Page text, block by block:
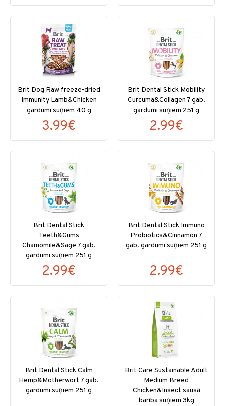
Brit Dog Raw freeze-dried
Immunity Lamb&Chicken
gardumi suņiem 40 g
3.99€
Brit Dental Stick Mobility
Curcuma&Collagen 7 gab.
gardumi suņiem 251 g
2.99€
Brit Dental Stick
Teeth&Gums
Chamomile&Sage 7 gab.
gardumi suņiem 251 g
2.99€
Brit Dental Stick Immuno
Probiotics&Cinnamon 7
gab. gardumi suņiem 251 g
2.99€
Brit Dental Stick Calm
Hemp&Motherwort 7 gab.
gardumi suņiem 251 g
Brit Care Sustainable Adult
Medium Breed
Chicken&Insect sausā
barība suņiem 3kg